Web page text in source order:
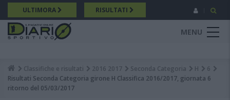
Salta
al
contenuto
principale
ULTIMORA RISULTATI
MENU
Breadcrumb
Classifiche e risultati 2016 2017 Seconda Categoria H
6
Risultati Seconda Categoria girone H Classifica 2016/2017, giornata 6
ritorno del 05/03/2017